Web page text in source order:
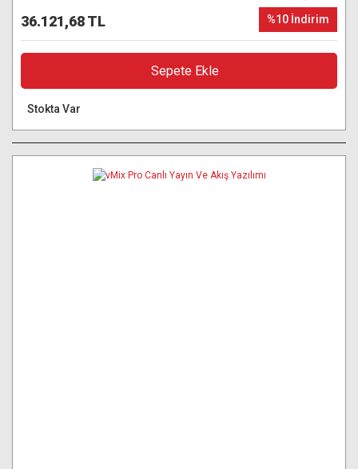
36.121,68 TL
%10 İndirim
Sepete Ekle
Stokta Var